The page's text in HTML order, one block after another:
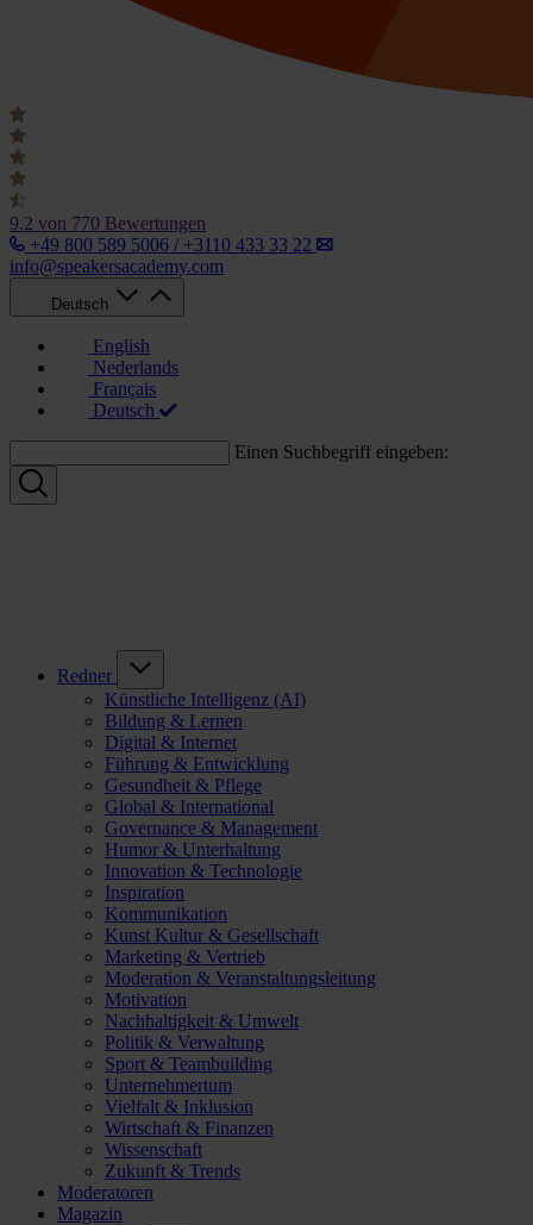
9.2 von 770 Bewertungen
+49 800 589 5006 / +3110 433 33 22
info@speakersacademy.com
Deutsch
English
Nederlands
Français
Deutsch
Einen Suchbegriff eingeben:
Redner
Künstliche Intelligenz (AI)
Bildung & Lernen
Digital & Internet
Führung & Entwicklung
Gesundheit & Pflege
Global & International
Governance & Management
Humor & Unterhaltung
Innovation & Technologie
Inspiration
Kommunikation
Kunst Kultur & Gesellschaft
Marketing & Vertrieb
Moderation & Veranstaltungsleitung
Motivation
Nachhaltigkeit & Umwelt
Politik & Verwaltung
Sport & Teambuilding
Unternehmertum
Vielfalt & Inklusion
Wirtschaft & Finanzen
Wissenschaft
Zukunft & Trends
Moderatoren
Magazin